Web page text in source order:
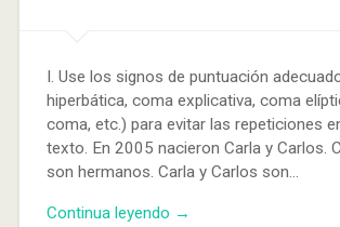
I. Use los signos de puntuación
hiperbática, coma explicativa, coma
coma, etc.) para evitar las repeticiones
texto. En 2005 nacieron Carla y Carlos.
son hermanos. Carla y Carlos son…
Continua leyendo →